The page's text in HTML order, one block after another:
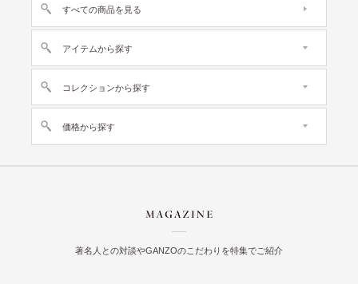
すべての商品を見る
アイテムから探す
コレクションから探す
価格から探す
著名人との対談やGANZOのこだわりを特集でご紹介